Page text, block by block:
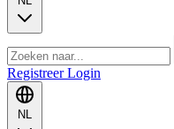
RegistreerLogin
NL